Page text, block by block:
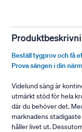
Beställ tygprov och få
Prova sängen i din
Videlund säng är
utmärkt stöd för hela
där du behöver det.
marknadens
håller livet ut.